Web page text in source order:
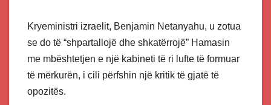
Kryeministri izraelit, Benjamin Netanyahu, u zotua
se do të “shpartallojë dhe shkatërrojë” Hamasin
me mbështetjen e një kabineti të ri lufte të formuar
të mërkurën, i cili përfshin një kritik të gjatë të
opozitës.